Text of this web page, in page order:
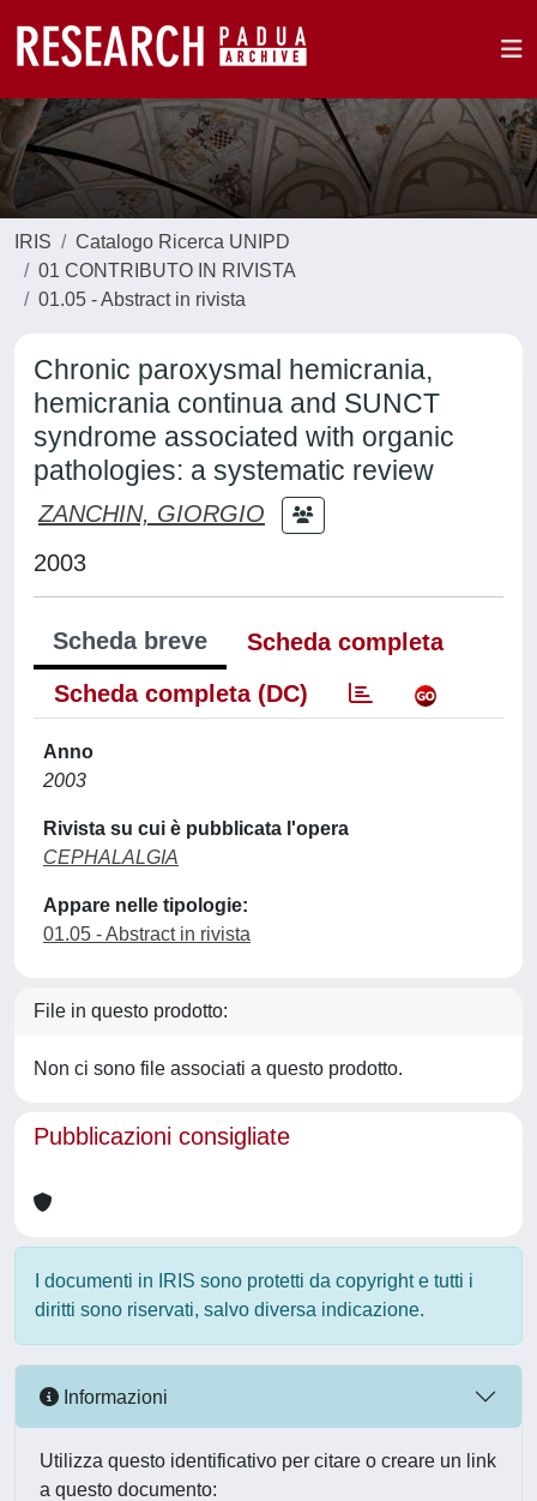
IRIS
Catalogo Ricerca UNIPD
01 CONTRIBUTO IN RIVISTA
01.05 - Abstract in rivista
Chronic paroxysmal hemicrania,
hemicrania continua and SUNCT
syndrome associated with organic
pathologies: a systematic review
ZANCHIN, GIORGIO
2003
Scheda breve
Scheda completa
Scheda completa (DC)
Anno
2003
Rivista su cui è pubblicata l'opera
CEPHALALGIA
Appare nelle tipologie:
01.05 - Abstract in rivista
File in questo prodotto:
Non ci sono file associati a questo prodotto.
Pubblicazioni consigliate
I documenti in IRIS sono protetti da copyright e tutti i
diritti sono riservati, salvo diversa indicazione.
Informazioni
Utilizza questo identificativo per citare o creare un link
a questo documento: